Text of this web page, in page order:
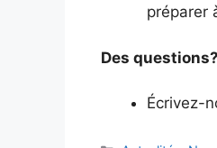
préparer
Des questions?
Écrivez-